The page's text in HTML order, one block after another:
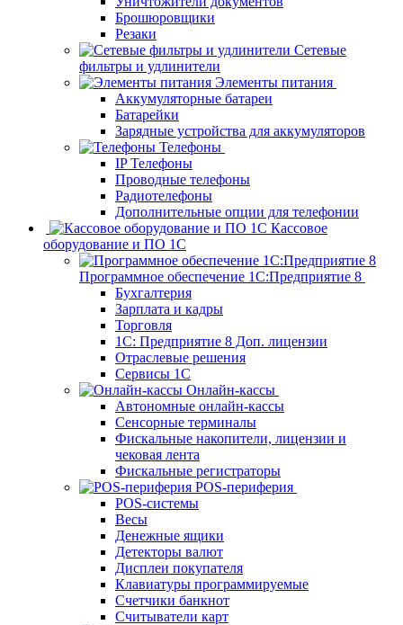
Брошюровщики
Резаки
Сетевые
фильтры и удлинители
Элементы питания
Аккумуляторные батареи
Батарейки
Зарядные устройства для аккумуляторов
Телефоны
IP Телефоны
Проводные телефоны
Радиотелефоны
Дополнительные опции для телефонии
Кассовое
оборудование и ПО 1С
Программное обеспечение 1С:Предприятие 8
Бухгалтерия
Зарплата и кадры
Торговля
1C: Предприятие 8 Доп. лицензии
Отраслевые решения
Сервисы 1С
Онлайн-кассы
Автономные онлайн-кассы
Сенсорные терминалы
Фискальные накопители, лицензии и
чековая лента
Фискальные регистраторы
POS-периферия
POS-системы
Весы
Денежные ящики
Детекторы валют
Дисплеи покупателя
Клавиатуры программируемые
Счетчики банкнот
Считыватели карт